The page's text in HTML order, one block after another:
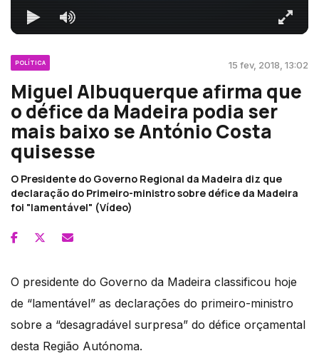
POLÍTICA 15 fev, 2018, 13:02
Miguel Albuquerque afirma que
o défice da Madeira podia ser
mais baixo se António Costa
quisesse
O Presidente do Governo Regional da Madeira diz que
declaração do Primeiro-ministro sobre défice da Madeira
foi "lamentável" (Vídeo)
O presidente do Governo da Madeira classificou hoje
de “lamentável” as declarações do primeiro-ministro
sobre a “desagradável surpresa” do défice orçamental
desta Região Autónoma.